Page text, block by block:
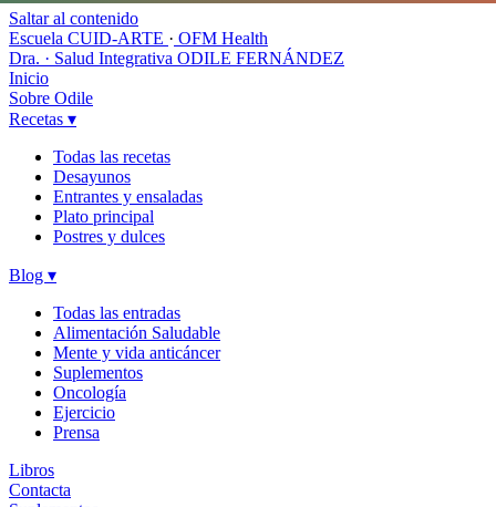
Saltar al contenido
Escuela CUID-ARTE · OFM Health
Dra. · Salud Integrativa ODILE FERNÁNDEZ
Inicio
Sobre Odile
Recetas ▾
Todas las recetas
Desayunos
Entrantes y ensaladas
Plato principal
Postres y dulces
Blog ▾
Todas las entradas
Alimentación Saludable
Mente y vida anticáncer
Suplementos
Oncología
Ejercicio
Prensa
Libros
Contacta